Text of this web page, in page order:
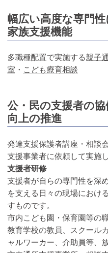
幅広い高度な専門
家族支援機能
多職種配置で実施する親子
室 ・ こども療育相談
公・民の支援者の
向上の推進
発達支援保護者講座・相談
支援事業者に依頼して実施
支援者研修
支援者が自らの専門性を深
を支える日々の現場におけ
すものです。
市内こども園・保育園等の
教育学校の教員、スクール
ャルワーカー、介助員等、